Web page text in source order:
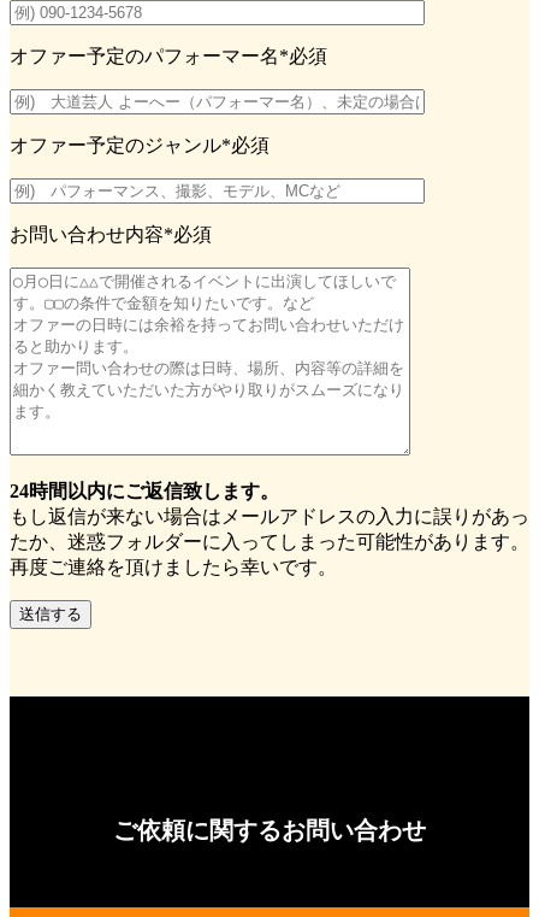
オファー予定のパフォーマー名*必須
オファー予定のジャンル*必須
お問い合わせ内容*必須
24時間以内にご返信致します。
もし返信が来ない場合はメールアドレスの入力に誤りがあっ
たか、迷惑フォルダーに入ってしまった可能性があります。
再度ご連絡を頂けましたら幸いです。
ご依頼に関するお問い合わせ